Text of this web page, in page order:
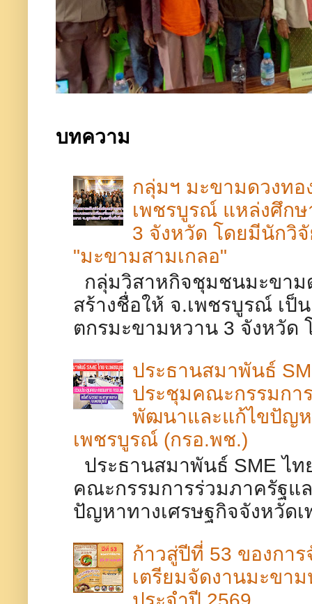
บทความ
กลุ่มฯ มะขามดวงทอ
เพชรบูรณ์​ แหล่งศึก
3 จังหวัด โดยมีนักวิ
"มะขามสามเกลอ"
กลุ่มวิสาหกิจชุมชนมะขาม
สร้างชื่อให้ จ.เพชรบูรณ์​ เป็
ตกรมะขามหวาน 3 จังหวัด
ประธานสมาพันธ์
ประชุมคณะกรรมกา
พัฒนาและแก้ไขปัญห
เพชรบูรณ์ (กรอ.พช.)
ประธานสมาพันธ์ SME ไ
คณะกรรมการร่วมภาครัฐแ
ปัญหาทางเศรษฐกิจจังหวัด
ก้าวสู่ปีที่ 53 ของกา
เตรียมจัดงานมะขา